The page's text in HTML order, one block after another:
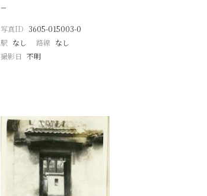
−
写真ID 3605-015003-0
駅 なし 路線 なし
撮影日 不明